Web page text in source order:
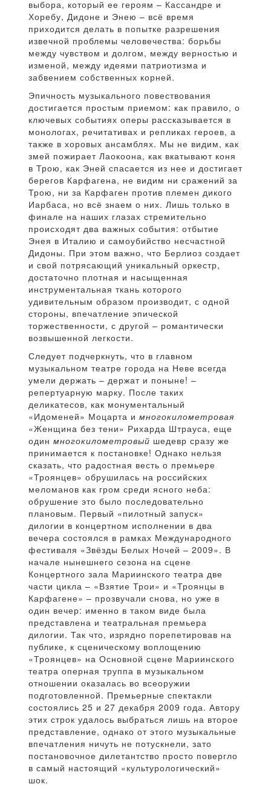
выбора, который ее героям – Кассандре и
Хоребу, Дидоне и Энею – всё время
приходится делать в попытке разрешения
извечной проблемы человечества: борьбы
между чувством и долгом, между верностью и
изменой, между идеями патриотизма и
забвением собственных корней.
Эпичность музыкального повествования
достигается простым приемом: как правило, о
ключевых событиях оперы рассказывается в
монологах, речитативах и репликах героев, а
также в хоровых ансамблях. Мы не видим, как
змей пожирает Лаокоона, как вкатывают коня
в Трою, как Эней спасается из нее и достигает
берегов Карфагена, не видим ни сражений за
Трою, ни за Карфаген против племен дикого
Иарбаса, но всё знаем о них. Лишь только в
финале на наших глазах стремительно
происходят два важных события: отбытие
Энея в Италию и самоубийство несчастной
Дидоны. При этом важно, что Берлиоз создает
и свой потрясающий уникальный оркестр,
достаточно плотная и насыщенная
инструментальная ткань которого
удивительным образом производит, с одной
стороны, впечатление эпической
торжественности, с другой – романтически
возвышенной легкости.
Следует подчеркнуть, что в главном
музыкальном театре города на Неве всегда
умели держать – держат и поныне! –
репертуарную марку. После таких
деликатесов, как монументальный
«Идоменей» Моцарта и многокилометровая
«Женщина без тени» Рихарда Штрауса, еще
один многокилометровый шедевр сразу же
принимается к постановке! Однако нельзя
сказать, что радостная весть о премьере
«Троянцев» обрушилась на российских
меломанов как гром среди ясного неба:
обрушение это было последовательно
плановым. Первый «пилотный запуск»
дилогии в концертном исполнении в два
вечера состоялся в рамках Международного
фестиваля «Звёзды Белых Ночей – 2009». В
начале нынешнего сезона на сцене
Концертного зала Мариинского театра две
части цикла – «Взятие Трои» и «Троянцы в
Карфагене» – прозвучали снова, но уже в
один вечер: именно в таком виде была
представлена и театральная премьера
дилогии. Так что, изрядно порепетировав на
публике, к сценическому воплощению
«Троянцев» на Основной сцене Мариинского
театра оперная труппа в музыкальном
отношении оказалась во всеоружии
подготовленной. Премьерные спектакли
состоялись 25 и 27 декабря 2009 года. Автору
этих строк удалось выбраться лишь на второе
представление, однако от этого музыкальные
впечатления ничуть не потускнели, зато
постановочное дилетантство просто повергло
в самый настоящий «культурологический»
шок.